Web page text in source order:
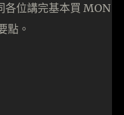
各位講完基本買 MON
點。